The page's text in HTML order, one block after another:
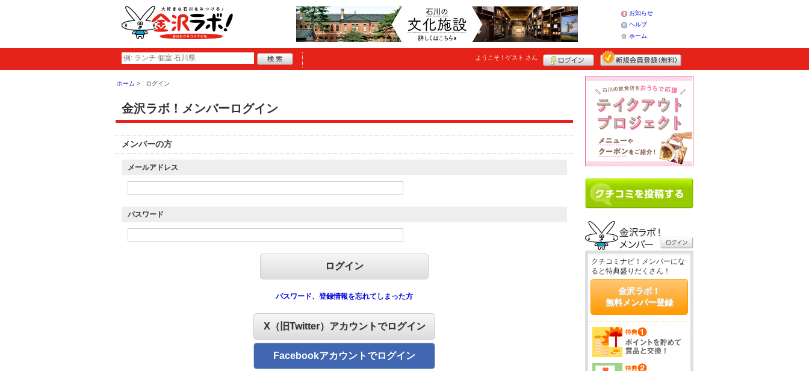
お知らせ
ヘルプ
ホーム
ようこそ！ ゲスト さん
ホーム ログイン
金沢ラボ！メンバーログイン
メンバーの方
メールアドレス
パスワード
パスワード、登録情報を忘れてしまった方
X（旧Twitter）アカウントでログイン
Facebookアカウントでログイン
クチコミナビ！メンバーにな
ると特典盛りだくさん！
金沢ラボ！
無料メンバー登録